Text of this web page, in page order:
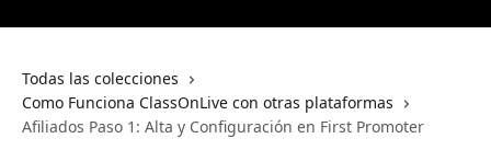
Todas las colecciones
Como Funciona ClassOnLive con otras plataformas
Afiliados Paso 1: Alta y Configuración en First Promoter